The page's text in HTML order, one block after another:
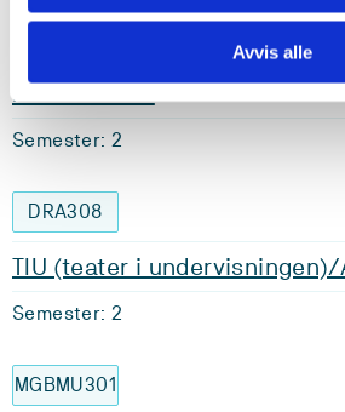
Avvis alle
Kreativ Dans
Semester: 2
DRA308
TIU (teater i
Semester: 2
MGBMU301